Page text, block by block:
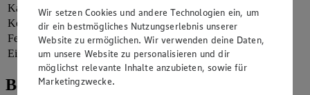
Kalorien
470 kcal (23 %)
Kohlenhydrate 22 g
Fett
40 g
Eiweiß
7 g
Bewertung
Wir setzen Cookies und andere Technologien ein, um
dir ein bestmögliches Nutzungserlebnis unserer
Website zu ermöglichen. Wir verwenden deine Daten,
um unsere Website zu personalisieren und dir
möglichst relevante Inhalte anzubieten, sowie für
Marketingzwecke.